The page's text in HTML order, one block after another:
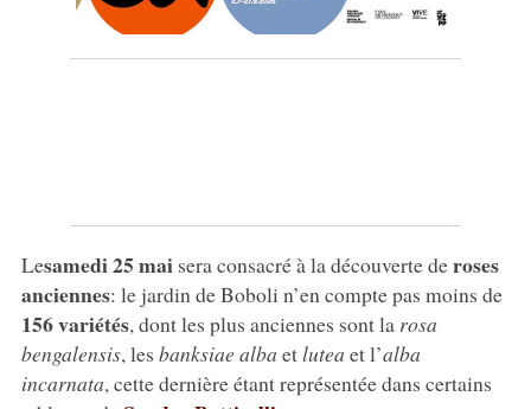
Lesamedi 25 mai sera consacré à la découverte deroses
anciennes: le jardin de Boboli n’en compte pas moins de
156 variétés, dont les plus anciennes sont la rosa
bengalensis, les banksiae alba etlutea et l’alba
incarnata, cette dernière étant représentée dans certains